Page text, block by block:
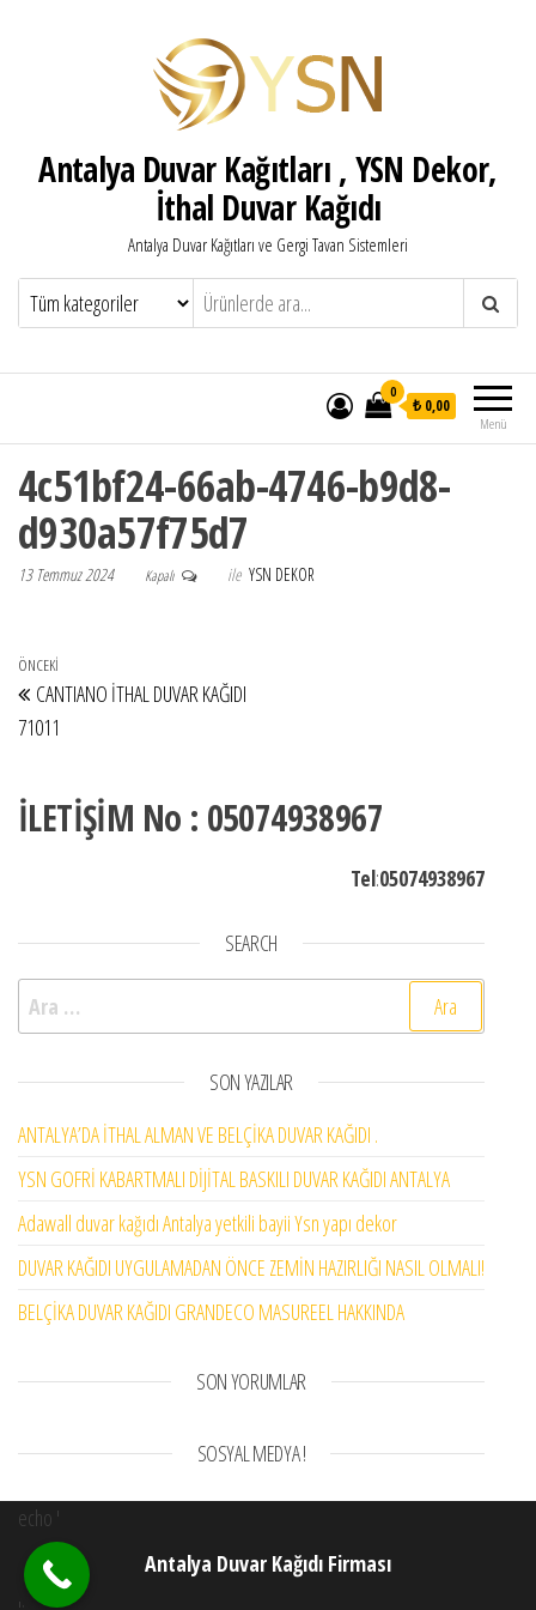
Antalya Duvar Kağıtları , YSN Dekor,
İthal Duvar Kağıdı
Antalya Duvar Kağıtları ve Gergi Tavan Sistemleri
Menü
0
₺ 0,00
4c51bf24-66ab-4746-b9d8-
d930a57f75d7
13 Temmuz 2024 Kapalı ile YSN DEKOR
Yazı gezinmesi
Önceki Yazı
ÖNCEKI
CANTIANO İTHAL DUVAR KAĞIDI
71011
İLETİŞİM No : 05074938967
Tel:05074938967
SEARCH
Arama:
SON YAZILAR
ANTALYA’DA İTHAL ALMAN VE BELÇİKA DUVAR KAĞIDI .
YSN GOFRİ KABARTMALI DİJİTAL BASKILI DUVAR KAĞIDI ANTALYA
Adawall duvar kağıdı Antalya yetkili bayii Ysn yapı dekor
DUVAR KAĞIDI UYGULAMADAN ÖNCE ZEMİN HAZIRLIĞI NASIL OLMALI!
BELÇİKA DUVAR KAĞIDI GRANDECO MASUREEL HAKKINDA
SON YORUMLAR
SOSYAL MEDYA !
echo '
Antalya Duvar Kağıdı Firması